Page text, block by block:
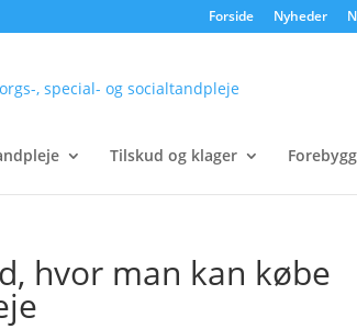
Forside Nyheder
Tilskud og klager
hvor man kan købe